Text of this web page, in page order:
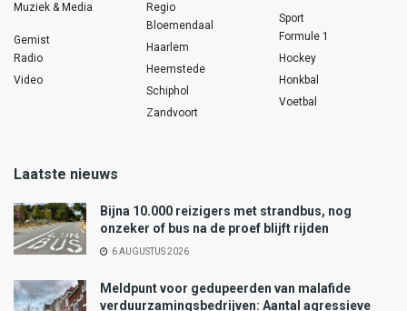
Muziek & Media
Gemist
Radio
Video
Regio
Bloemendaal
Haarlem
Heemstede
Schiphol
Zandvoort
Sport
Formule 1
Hockey
Honkbal
Voetbal
Laatste nieuws
Bijna 10.000 reizigers met strandbus, nog
onzeker of bus na de proef blijft rijden
6 AUGUSTUS 2026
Meldpunt voor gedupeerden van malafide
verduurzamingsbedrijven: Aantal agressieve